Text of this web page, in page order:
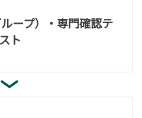
ープ）・専門確認テ
スト